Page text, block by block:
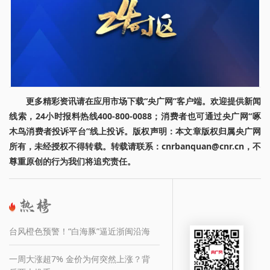
更多精彩资讯请在应用市场下载“央广网”客户端。欢迎提供新闻
线索，24小时报料热线400-800-0088；消费者也可通过央广网“啄
木鸟消费者投诉平台”线上投诉。版权声明：本文章版权归属央广网
所有，未经授权不得转载。转载请联系：cnrbanquan@cnr.cn，不
尊重原创的行为我们将追究责任。
台风橙色预警！“白海豚”逼近浙闽沿海
一周大涨超7% 金价为何突然上涨？背